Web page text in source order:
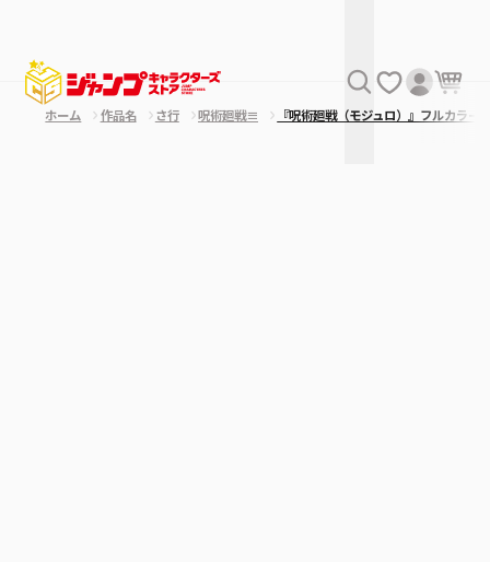
ホーム 作品名 さ行 呪術廻戦≡ 『呪術廻戦（モジュロ）』フルカ